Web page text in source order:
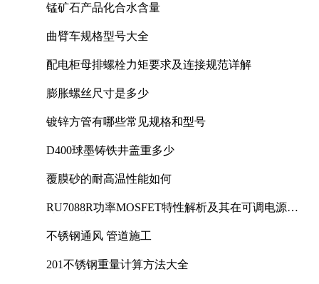
锰矿石产品化合水含量
曲臂车规格型号大全
配电柜母排螺栓力矩要求及连接规范详解
膨胀螺丝尺寸是多少
镀锌方管有哪些常见规格和型号
D400球墨铸铁井盖重多少
覆膜砂的耐高温性能如何
RU7088R功率MOSFET特性解析及其在可调电源设
不锈钢通风 管道施工
201不锈钢重量计算方法大全